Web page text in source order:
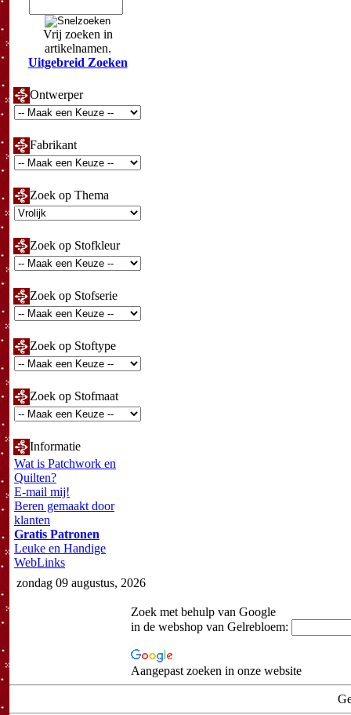
Vrij zoeken in
artikelnamen.
Uitgebreid Zoeken
Ontwerper
Fabrikant
Zoek op Thema
Zoek op Stofkleur
Zoek op Stofserie
Zoek op Stoftype
Zoek op Stofmaat
Informatie
Wat is Patchwork en
Quilten?
E-mail mij!
Beren gemaakt door
klanten
Gratis Patronen
Leuke en Handige
WebLinks
zondag 09 augustus, 2026
Zoek met behulp van Google
in de webshop van Gelrebloem:
Aangepast zoeken in onze website